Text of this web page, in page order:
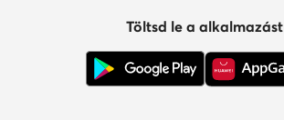
Töltsd le a alkalmazást